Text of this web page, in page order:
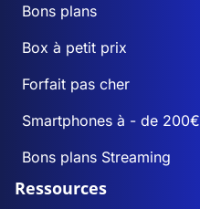
Bons plans
Box à petit prix
Forfait pas cher
Smartphones à - de 200€
Bons plans Streaming
Ressources